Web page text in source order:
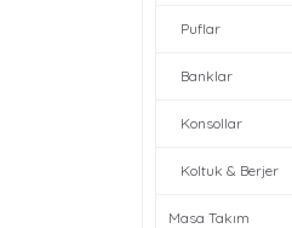
Puflar
Banklar
Konsollar
Koltuk & Berjer
Masa Takım